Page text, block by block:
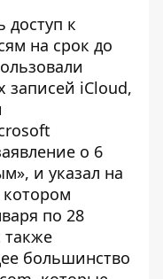
доступ к
на срок до
записей iCloud,
о 6
и указал на
по 28
также
большинство